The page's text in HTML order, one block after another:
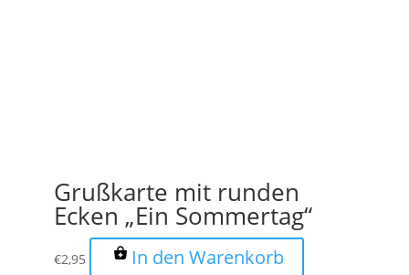
Grußkarte mit runden
Ecken „Ein Sommertag“
€2,95 In den Warenkorb